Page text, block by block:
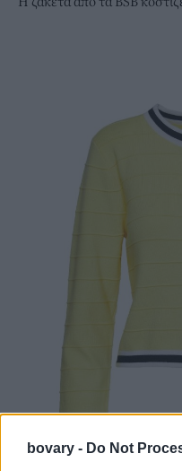
bovary - Do Not